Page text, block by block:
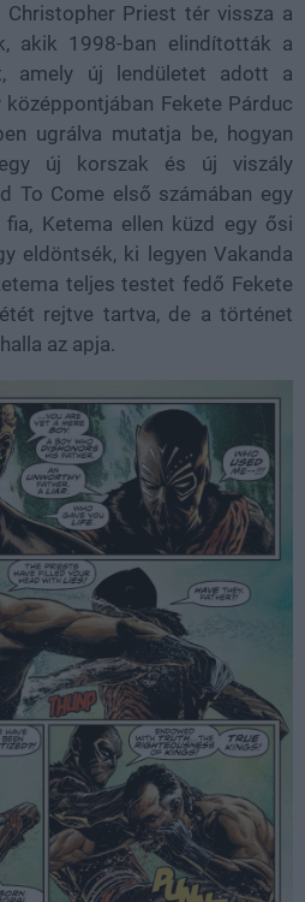
Priest tér vissza a
akik 1998-ban elindították a
amely új lendületet adott a
Fekete Párduc
ugrálva mutatja be, hogyan
új korszak és új viszály
To Come első számában egy
Ketema ellen küzd egy ősi
eldöntsék, ki legyen Vakanda
teljes testet fedő Fekete
rejtve tartva, de a történet
az apja.